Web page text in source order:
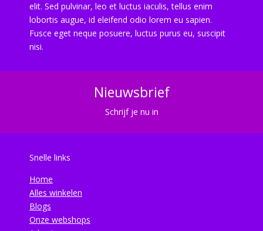
elit. Sed pulvinar, leo et luctus iaculis, tellus enim
lobortis augue, id eleifend odio lorem eu sapien.
Fusce eget neque posuere, luctus purus eu, suscipit
nisi.
Nieuwsbrief
Schrijf je nu in
Snelle links
Home
Alles winkelen
Blogs
Onze webshops